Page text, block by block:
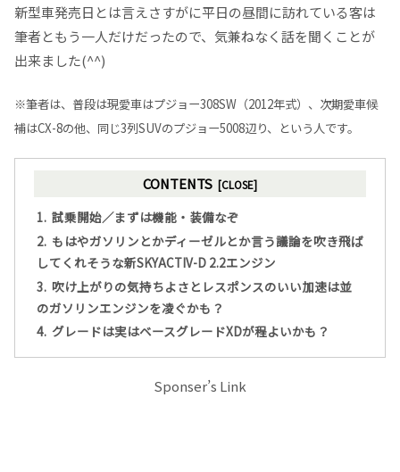
新型車発売日とは言えさすがに平日の昼間に訪れている客は
筆者ともう一人だけだったので、気兼ねなく話を聞くことが
出来ました(^^)
※筆者は、普段は現愛車はプジョー308SW（2012年式）、次期愛車候
補はCX-8の他、同じ3列SUVのプジョー5008辺り、という人です。
CONTENTS
試乗開始／まずは機能・装備なぞ
もはやガソリンとかディーゼルとか言う議論を吹き飛ば
してくれそうな新SKYACTIV-D 2.2エンジン
吹け上がりの気持ちよさとレスポンスのいい加速は並
のガソリンエンジンを凌ぐかも？
グレードは実はベースグレードXDが程よいかも？
Sponser’s Link